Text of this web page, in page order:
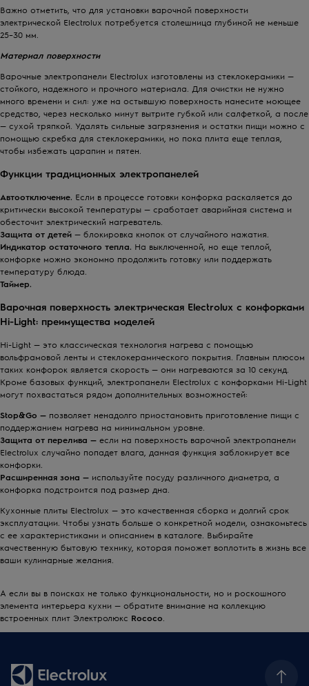
Важно отметить, что для установки варочной поверхности
электрической Electrolux потребуется столешница глубиной не меньше
25–30 мм.
Материал поверхности
Варочные электропанели Electrolux изготовлены из стеклокерамики —
стойкого, надежного и прочного материала. Для очистки не нужно
много времени и сил: уже на остывшую поверхность нанесите моющее
средство, через несколько минут вытрите губкой или салфеткой, а после
— сухой тряпкой. Удалять сильные загрязнения и остатки пищи можно с
помощью скребка для стеклокерамики, но пока плита еще теплая,
чтобы избежать царапин и пятен.
Функции традиционных электропанелей
Автоотключение. Если в процессе готовки конфорка раскаляется до
критически высокой температуры — сработает аварийная система и
обесточит электрический нагреватель.
Защита от детей — блокировка кнопок от случайного нажатия.
Индикатор остаточного тепла. На выключенной, но еще теплой,
конфорке можно экономно продолжить готовку или поддержать
температуру блюда.
Таймер.
Варочная поверхность электрическая Electrolux с конфорками
Hi-Light: преимущества моделей
Hi-Light — это классическая технология нагрева с помощью
вольфрамовой ленты и стеклокерамического покрытия. Главным плюсом
таких конфорок является скорость — они нагреваются за 10 секунд.
Кроме базовых функций, электропанели Electrolux с конфорками Hi-Light
могут похвастаться рядом дополнительных возможностей:
Stop&Go — позволяет ненадолго приостановить приготовление пищи с
поддержанием нагрева на минимальном уровне.
Защита от перелива — если на поверхность варочной электропанели
Electrolux случайно попадет влага, данная функция заблокирует все
конфорки.
Расширенная зона — используйте посуду различного диаметра, а
конфорка подстроится под размер дна.
Кухонные плиты Electrolux — это качественная сборка и долгий срок
эксплуатации. Чтобы узнать больше о конкретной модели, ознакомьтесь
с ее характеристиками и описанием в каталоге . Выбирайте
качественную бытовую технику, которая поможет воплотить в жизнь все
ваши кулинарные желания.
А если вы в поисках не только функциональности, но и роскошного
элемента интерьера кухни — обратите внимание на коллекцию
встроенных плит Электролюкс Rococo